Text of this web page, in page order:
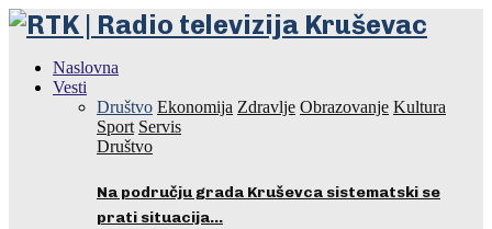
Naslovna
Vesti
Društvo Ekonomija Zdravlje Obrazovanje Kultura
Sport Servis
Društvo
Na području grada Kruševca sistematski se
prati situacija…